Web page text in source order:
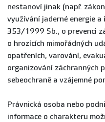
nestanoví jinak (např.
využívání jaderné energie
353/1999 Sb., o prevenci
o hrozících mimořádných
opatřeních, varování,
organizování záchranných
sebeochraně a vzájemné
Právnická osoba nebo
informace o charakteru